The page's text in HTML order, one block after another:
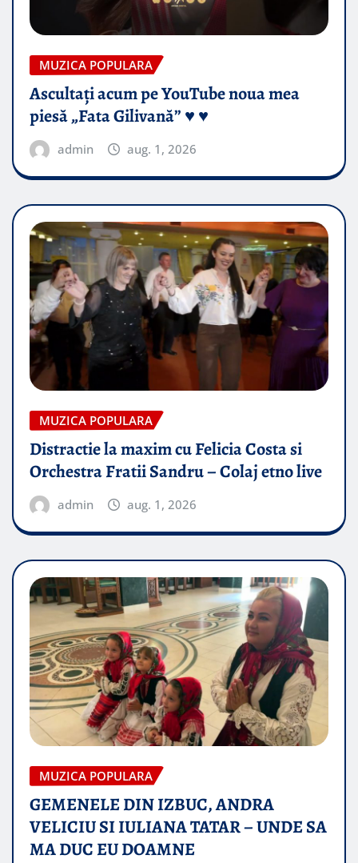
MUZICA POPULARA
Ascultați acum pe YouTube noua mea
piesă „Fata Gilivană” ♥️ ♥️
admin aug. 1, 2026
MUZICA POPULARA
Distractie la maxim cu Felicia Costa si
Orchestra Fratii Sandru – Colaj etno live
admin aug. 1, 2026
MUZICA POPULARA
GEMENELE DIN IZBUC, ANDRA
VELICIU SI IULIANA TATAR – UNDE SA
MA DUC EU DOAMNE